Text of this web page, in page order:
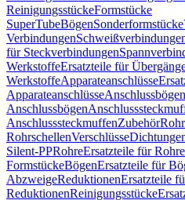
ReinigungsstückeFormstücke
SuperTubeBögenSonderformstücke
Verbindungen
für Steckverbindungen
WerkstoffeErsatzteile für
WerkstoffeApparateanschlüsse
ApparateanschlüsseAnschlussbögen
Anschlussbögen
AnschlusssteckmuffenZubehör
RohrschellenVerschlüsse
Silent-PPRohreErsatzteile für Rohre
FormstückeBögenErsatzteile für
AbzweigeReduktionenErsatzteile
ReduktionenReinigungsstücke